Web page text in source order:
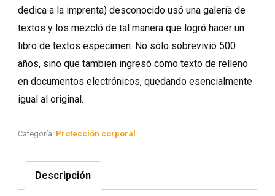
dedica a la imprenta) desconocido usó una galería de
textos y los mezcló de tal manera que logró hacer un
libro de textos especimen. No sólo sobrevivió 500
años, sino que tambien ingresó como texto de relleno
en documentos electrónicos, quedando esencialmente
igual al original.
Categoría: Protección corporal
Descripción